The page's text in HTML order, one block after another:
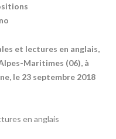
et lectures en anglais,
Maritimes (06), à
le 23 septembre 2018
en anglais